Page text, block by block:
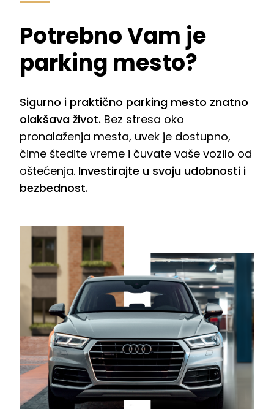
Potrebno Vam je
parking mesto?
Sigurno i praktično parking mesto znatno
olakšava život. Bez stresa oko
pronalaženja mesta, uvek je dostupno,
čime štedite vreme i čuvate vaše vozilo od
oštećenja. Investirajte u svoju udobnosti i
bezbednost.